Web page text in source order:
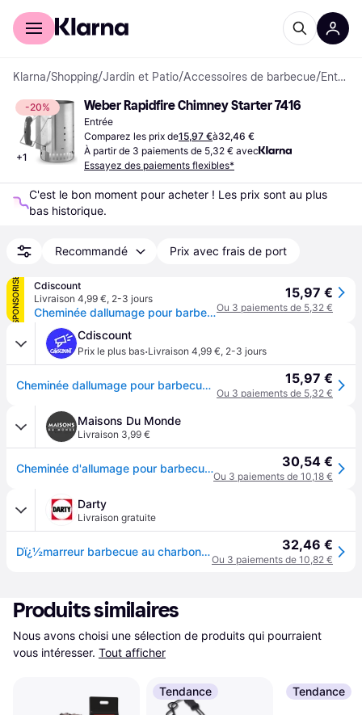
Acheter avec Klarna
Klarna/Shopping/Jardin et Patio/Accessoires de barbecue/ Entrées
-20%
+1
Weber Rapidfire Chimney Starter 7416
Entrée
Comparez les prix de15,97 €à32,46 €
À partir de 3 paiements de 5,32 € avec
Essayez des paiements flexibles*
C'est le bon moment pour acheter ! Les prix sont au plus
bas historique.
Recommandé Prix avec frais de port
SPONSORISÉ
Cdiscount
Livraison 4,99 €, 2-3 jours
Cheminée dallumage pour barbecue à charbon - WEBER - Rapidfire - Poids 218 kg - Dimensions 32x19x305 cm - Gris
15,97 €
Ou 3 paiements de 5,32 €
Cdiscount
Prix le plus bas·Livraison 4,99 €, 2-3 jours
Cheminée dallumage pour barbecue à charbon - WEBER - Rapidfire - Poids 218 kg - Dimensions 32x19x305 cm - Gris 15,97 €
Ou 3 paiements de 5,32 €
Maisons Du Monde
Livraison 3,99 €
Cheminée d'allumage pour barbecues à charbon 30,54 €
Ou 3 paiements de 10,18 €
Darty
Livraison gratuite
Dï¿½marreur barbecue au charbon Rapidfire 2,18 kg allumage naturel 32,46 €
Ou 3 paiements de 10,82 €
Produits similaires
Nous avons choisi une sélection de produits qui pourraient
vous intéresser. Tout afficher
Tendance Tendance